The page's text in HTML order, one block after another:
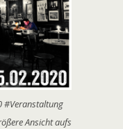
#Veranstaltung
Ansicht aufs